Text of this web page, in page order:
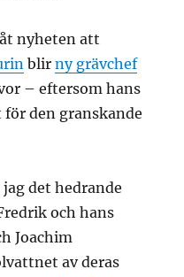
nyheten att
blirny grävchef
– eftersom hans
den granskande
det hedrande
och hans
Joachim
av deras